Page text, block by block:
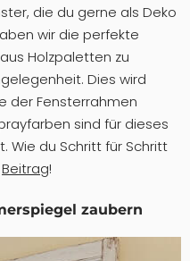
die du gerne als Deko
wir die perfekte
Holzpaletten zu
Dies wird
der Fensterrahmen
sind für dieses
Wie du Schritt für Schritt
Beitrag!
zaubern